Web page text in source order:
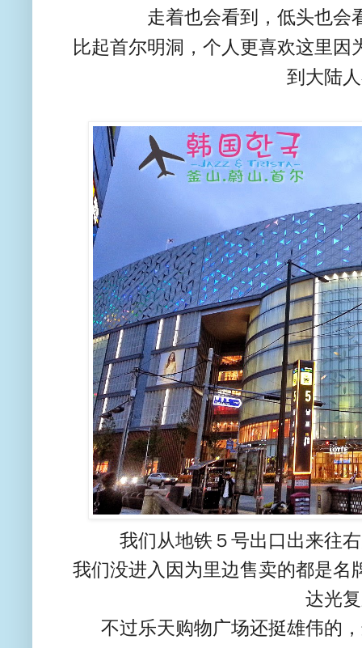
走着也会看到，低头也会
比起首尔明洞，个人更喜欢这里
到大陆
我们从地铁５号出口出来往
我们没进入因为里边售卖的都是
达光
不过乐天购物广场还挺雄伟的